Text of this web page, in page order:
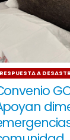
RESPUESTA A